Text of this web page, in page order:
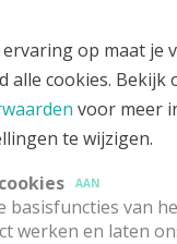
Eucharistie
Eucharistie
Eucharistie
op maat je
alle cookies. Bekijk
voor meer
te wijzigen.
AAN
basisfuncties van
werken en laten